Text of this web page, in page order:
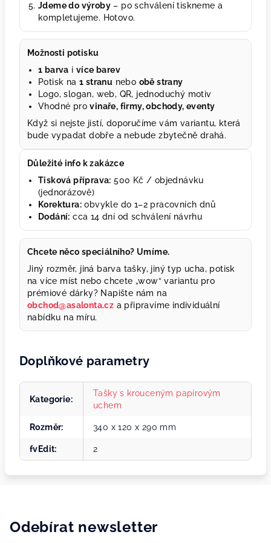
Jdeme do výroby – po schválení tiskneme a
kompletujeme. Hotovo.
Možnosti potisku
1 barva ivíce barev
Potisk na 1 stranu nebo obě strany
Logo, slogan, web, QR, jednoduchý motiv
Vhodné provinaře, firmy, obchody, eventy
Když si nejste jistí, doporučíme vám variantu, která
bude vypadat dobře a nebude zbytečně drahá.
Důležité info k zakázce
Tisková příprava: 500 Kč / objednávku
(jednorázově)
Korektura: obvykle do 1–2 pracovních dnů
Dodání: cca 14 dní od schválení návrhu
Chcete něco speciálního? Umíme.
Jiný rozměr, jiná barva tašky, jiný typ ucha, potisk
na více míst nebo chcete „wow“ variantu pro
prémiové dárky? Napište nám na
obchod@asalonta.cz a připravíme individuální
nabídku na míru.
Doplňkové parametry
Kategorie:
Tašky s krouceným papírovým
uchem
Rozměr: 340 x 120 x 290 mm
fvEdit: 2
Odebírat newsletter